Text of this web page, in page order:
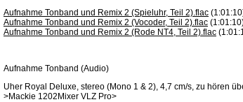
Aufnahme Tonband und Remix 2 (Spieluhr, Teil 2).flac
Aufnahme Tonband und Remix 2 (Vocoder, Teil 2).flac
Aufnahme Tonband und Remix 2 (Rode NT4, Teil 2).flac
Aufnahme Tonband (Audio)
Uher Royal Deluxe, stereo (Mono 1 & 2), 4,7 cm/s, zu hören
>Mackie 1202Mixer VLZ Pro>